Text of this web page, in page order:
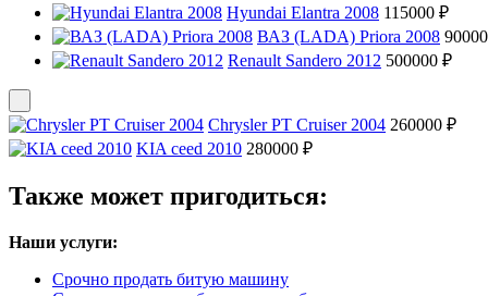
Hyundai Elantra 2008 115000 ₽
ВАЗ (LADA) Priora 2008
Renault Sandero 2012 500000 ₽
Chrysler PT Cruiser 2004 260000 ₽
KIA ceed 2010 280000 ₽
Также может пригодиться:
Наши услуги:
Срочно продать битую машину